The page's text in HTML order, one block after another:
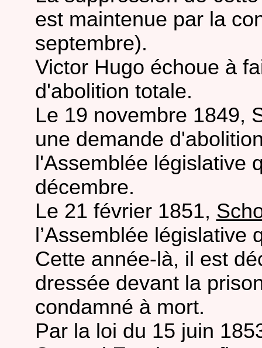
est maintenue par la
septembre).
Victor Hugo échoue à
d'abolition totale.
Le 19 novembre 1849,
une demande
l'Assemblée législative
décembre.
Le 21 février 1851,
l’Assemblée
Cette année-là, il est
dressée devant la
condamné à mort.
Par la loi du 15 juin